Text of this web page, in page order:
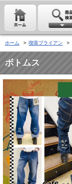
ホーム > 喫茶ブライアン >
ボトムス